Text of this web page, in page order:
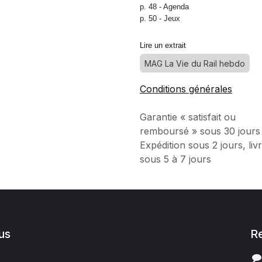
p. 48 - Agenda
p. 50 - Jeux
Lire un extrait
MAG La Vie du Rail hebdo
Conditions générales
Garantie « satisfait ou
remboursé » sous 30 jours
Expédition sous 2 jours,
sous 5 à 7 jours